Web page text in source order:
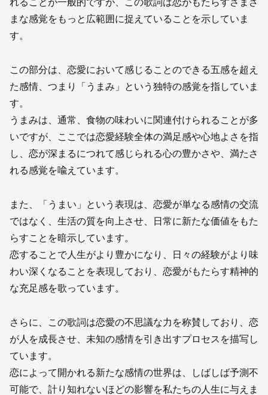
れることが一般的ですが、この歌詞は恋がもたらすさまざ
まな感覚をもっと広範囲に捉えていることを示していま
す。
この部分は、恋愛において感じることのできる五感を超え
た感情、つまり「うまみ」という独特の感覚を指していま
す。
うまみは、通常、食物の味わいに関連付けられることが多
いですが、ここでは恋愛経験全体の満足感や心地よさを指
し、恋が深まるにつれて感じられる心の豊かさや、満たさ
れる感覚を喩えています。
また、「うまい」という表現は、恋愛が単なる感情の交流
ではなく、生活の質を向上させ、日常に新たな価値をもた
らすことを暗示しています。
恋することで人生がより豊かになり、日々の経験がより味
わい深くなることを表現しており、恋愛がもたらす精神的
な充足感を歌っています。
さらに、この歌詞は恋愛の不思議な力を称賛しており、恋
が人を成長させ、未知の感情を引き出すプロセスを描写し
ています。
恋によって開かれる新たな感情の世界は、しばしば予測不
可能で、計り知れないほどの影響を私たちの人生に与えま